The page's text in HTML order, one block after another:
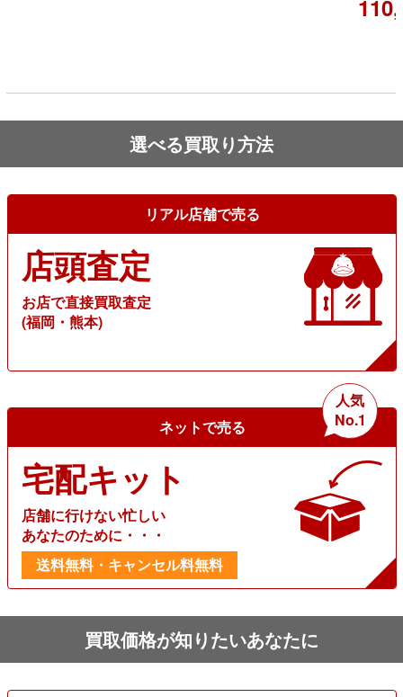
選べる買取り方法
リアル店舗で売る
店頭査定
お店で直接買取査定
(福岡・熊本)
ネットで売る
人気
No.1
宅配キット
店舗に行けない忙しい
あなたのために・・・
送料無料・キャンセル料無料
買取価格が知りたいあなたに